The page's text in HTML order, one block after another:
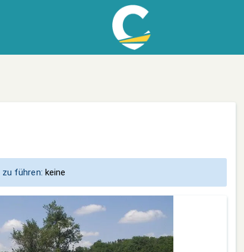
führen: keine